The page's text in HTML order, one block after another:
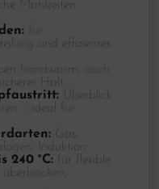
Mahlzeiten
für
und effizientes
handwarm, auch
Halt
Überblick
– ideal für
Gas,
Induktion
240 °C: für flexible